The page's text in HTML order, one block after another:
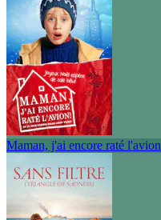
Maman, j'ai encore raté l'avion